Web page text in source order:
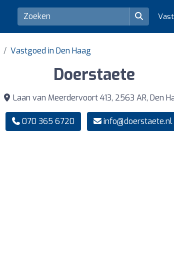
Vastgoed in Den Haag
Doerstaete
Laan van Meerdervoort 413, 2563 AR, Den
070 365 6720 info@doerstaete.nl